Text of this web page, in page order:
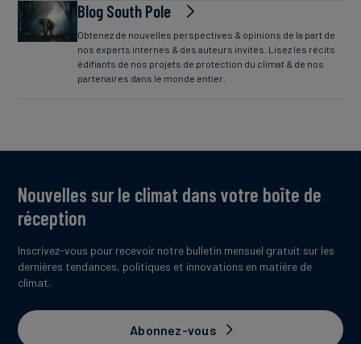
Blog South Pole
Obtenez de nouvelles perspectives & opinions de la part de
nos experts internes & des auteurs invités. Lisez les récits
édifiants de nos projets de protection du climat & de nos
partenaires dans le monde entier.
Nouvelles sur le climat dans votre boîte de
réception
Inscrivez-vous pour recevoir notre bulletin mensuel gratuit sur les
dernières tendances, politiques et innovations en matière de
climat.
Abonnez-vous